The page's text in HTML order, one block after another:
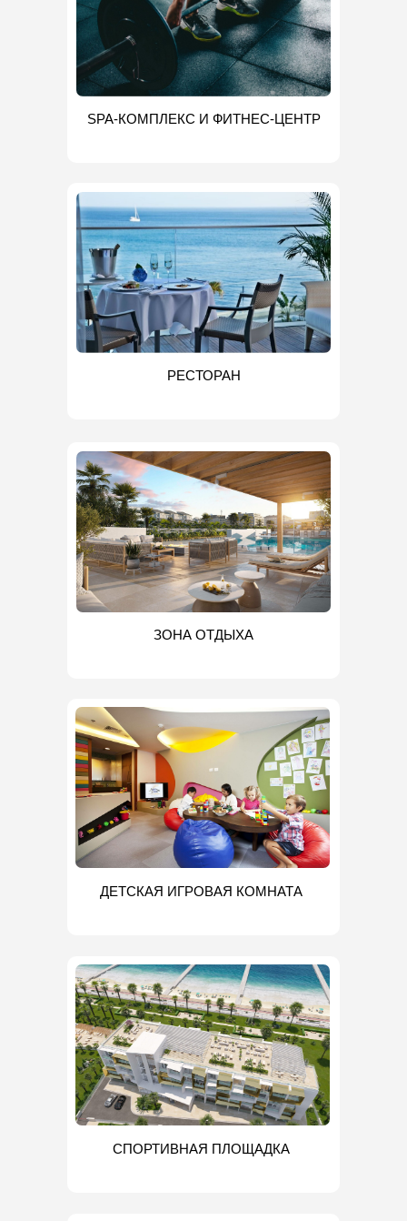
SPA-КОМПЛЕКС И ФИТНЕС-ЦЕНТР
РЕСТОРАН
ЗОНА ОТДЫХА
СПОРТИВНАЯ ПЛОЩАДКА
ДЕТСКАЯ ИГРОВАЯ КОМНАТА